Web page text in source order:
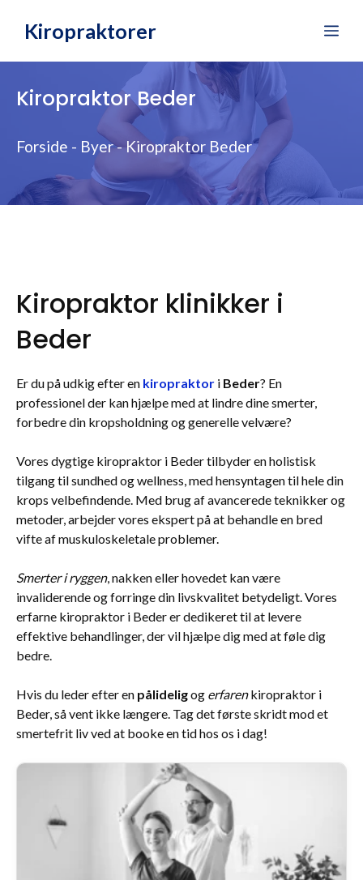
Kiropraktorer
Kiropraktor Beder
Forside - Byer-Kiropraktor Beder
Kiropraktor klinikker i
Beder
Er du på udkig efter en kiropraktor i Beder? En
professionel der kan hjælpe med at lindre dine smerter,
forbedre din kropsholdning og generelle velvære?
Vores dygtige kiropraktor i Beder tilbyder en holistisk
tilgang til sundhed og wellness, med hensyntagen til hele din
krops velbefindende. Med brug af avancerede teknikker og
metoder, arbejder vores ekspert på at behandle en bred
vifte af muskuloskeletale problemer.
Smerter i ryggen, nakken eller hovedet kan være
invaliderende og forringe din livskvalitet betydeligt. Vores
erfarne kiropraktor i Beder er dedikeret til at levere
effektive behandlinger, der vil hjælpe dig med at føle dig
bedre.
Hvis du leder efter en pålideligog erfarenkiropraktor i
Beder, så vent ikke længere. Tag det første skridt mod et
smertefrit liv ved at booke en tid hos os i dag!